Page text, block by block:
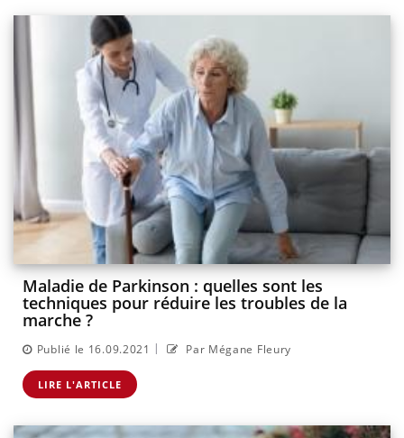
Maladie de Parkinson : quelles sont les
techniques pour réduire les troubles de la
marche ?
Publié le 16.09.2021 | Par Mégane Fleury
LIRE L'ARTICLE